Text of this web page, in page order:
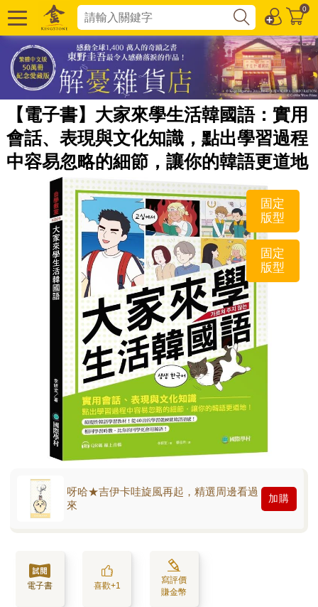
0
【電子書】大家來學生活韓國語：實用
會話、表現與文化知識，點出學習過程
中容易忽略的細節，讓你的韓語更道地
固定
版型
固定
版型
呀哈★吉伊卡哇旋風再起，精選周邊看過
來
加購
電子書 喜歡+1
寫評價
賺金幣